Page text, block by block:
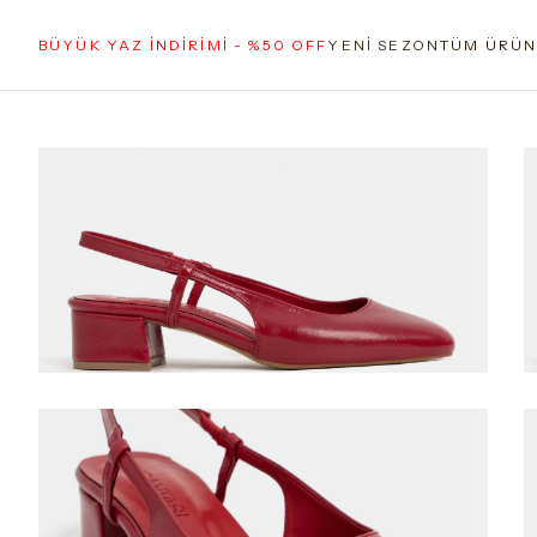
BÜYÜK YAZ İNDİRİMİ - %50 OFF YENİ SEZONTÜM